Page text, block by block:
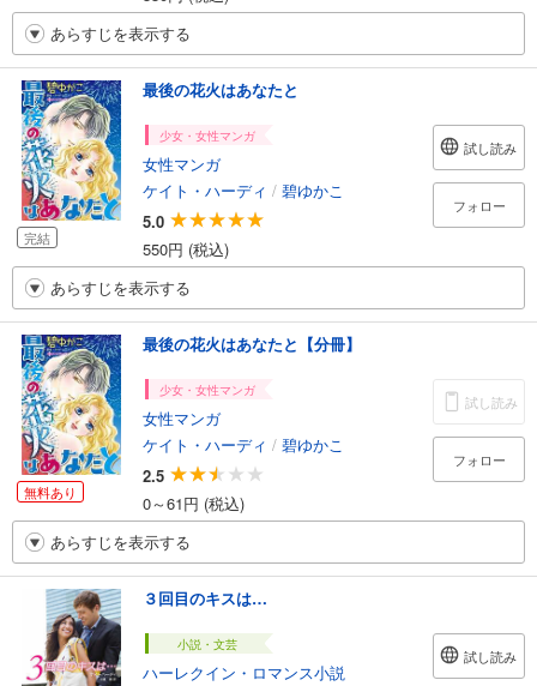
あらすじを表示する
完結
最後の花火はあなたと
少女・女性マンガ
女性マンガ
ケイト・ハーディ / 碧ゆかこ
5.0
550円 (税込)
試し読み
フォロー
あらすじを表示する
無料あり
最後の花火はあなたと【分冊】
少女・女性マンガ
女性マンガ
ケイト・ハーディ / 碧ゆかこ
2.5
0～61円 (税込)
試し読み
フォロー
あらすじを表示する
３回目のキスは…
小説・文芸
ハーレクイン・ロマンス小説
試し読み